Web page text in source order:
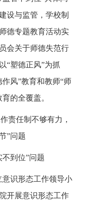
设与监管，学校制
德专题教育活动实
会关于师德失范行
“塑德正风”为抓
风”教育和教师“师
的全覆盖。
责任制不够有力，
”问题
不到位”问题
识形态工作领导小
开展意识形态工作